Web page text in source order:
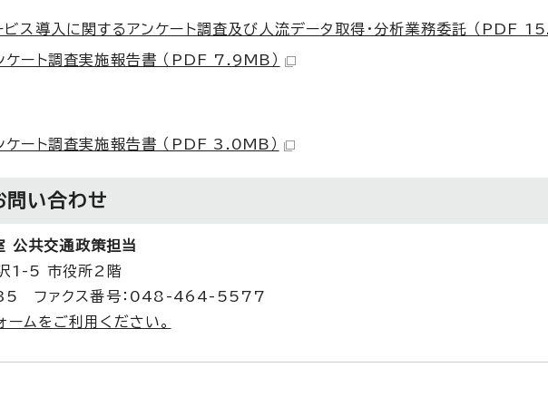
ス導入に関するアンケート調査及び人流データ取得・分析業務委託 （PDF
ケート調査実施報告書 （PDF 7.9MB）
ケート調査実施報告書 （PDF 3.0MB）
問い合わせ
公共交通政策担当
1-5 市役所2階
ファクス番号：048-464-5577
ムをご利用ください。